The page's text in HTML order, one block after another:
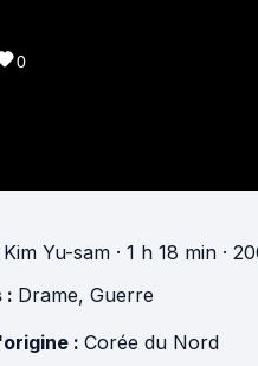
0
Kim Yu-sam · 1 h 18 min ·
: Drame, Guerre
: Corée du Nord